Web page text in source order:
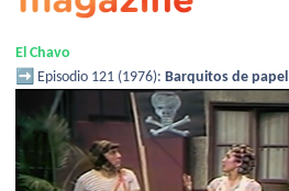
El Chavo
➡️ Episodio 121 (1976): Barquitos de papel